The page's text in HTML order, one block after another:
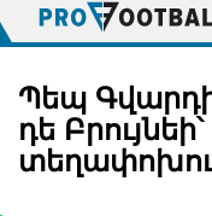
Պեպ
դե